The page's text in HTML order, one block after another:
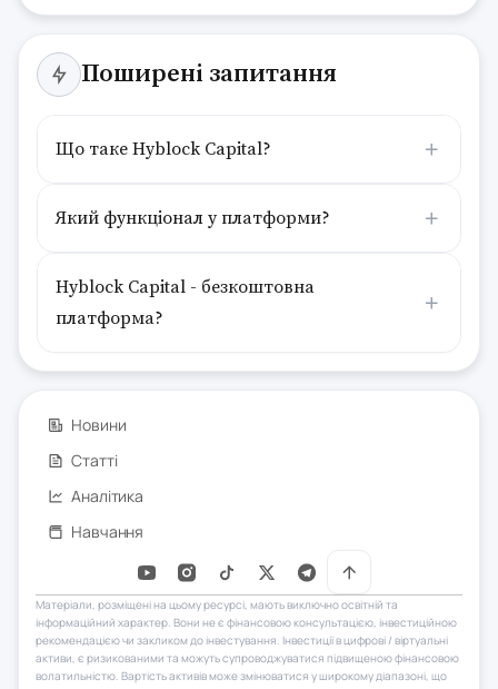
Поширені запитання
Що таке Hyblock Capital?
Який функціонал у платформи?
Hyblock Capital - безкоштовна
платформа?
Новини
Статті
Аналітика
Навчання
Матеріали, розміщені на цьому ресурсі, мають виключно освітній та
інформаційний характер. Вони не є фінансовою консультацією, інвестиційною
рекомендацією чи закликом до інвестування. Інвестиції в цифрові / віртуальні
активи, є ризикованими та можуть супроводжуватися підвищеною фінансовою
волатильністю. Вартість активів може змінюватися у широкому діапазоні, що